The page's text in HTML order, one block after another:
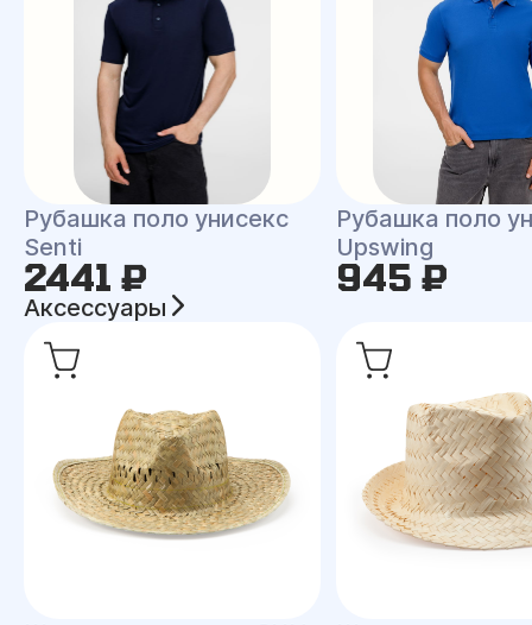
Рубашка поло унисекс
Senti
2441 ₽
Рубашка поло
Upswing
945 ₽
Аксессуары